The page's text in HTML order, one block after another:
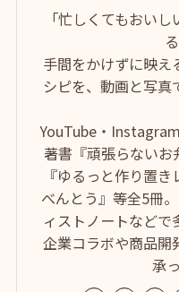
「忙しくてもおい
手間をかけずに映え
シピを、動画と写真
YouTube・
著書『頑張らないお
『ゆるっと作り置
べんとう』等全5冊
ィストノートなどで
企業コラボや商品開
承